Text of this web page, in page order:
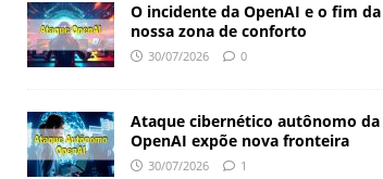
O incidente da OpenAI e o fim da
nossa zona de conforto
30/07/2026 0
Ataque cibernético autônomo da
OpenAI expõe nova fronteira
30/07/2026 1